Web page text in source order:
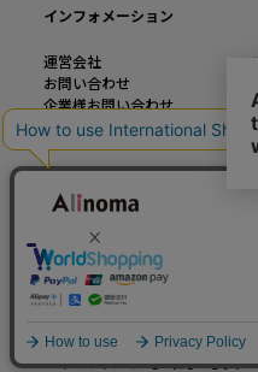
インフォメーション
運営会社
お問い合わせ
企業様お問い合わせ
大きいサイズのファッショ
「Alinoma（アリノマ）は人気ブラン
定番アイテムからトレンドアイテムま
10L）ファッションをお探しできます！